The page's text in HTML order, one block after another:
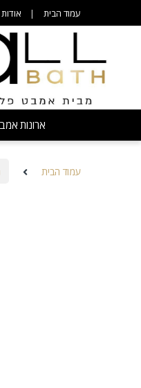
עמוד הבית אודות
ארונות
עמוד הבית